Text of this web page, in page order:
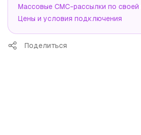
Массовые СМС-рассылки по своей
Цены и условия подключения
Поделиться